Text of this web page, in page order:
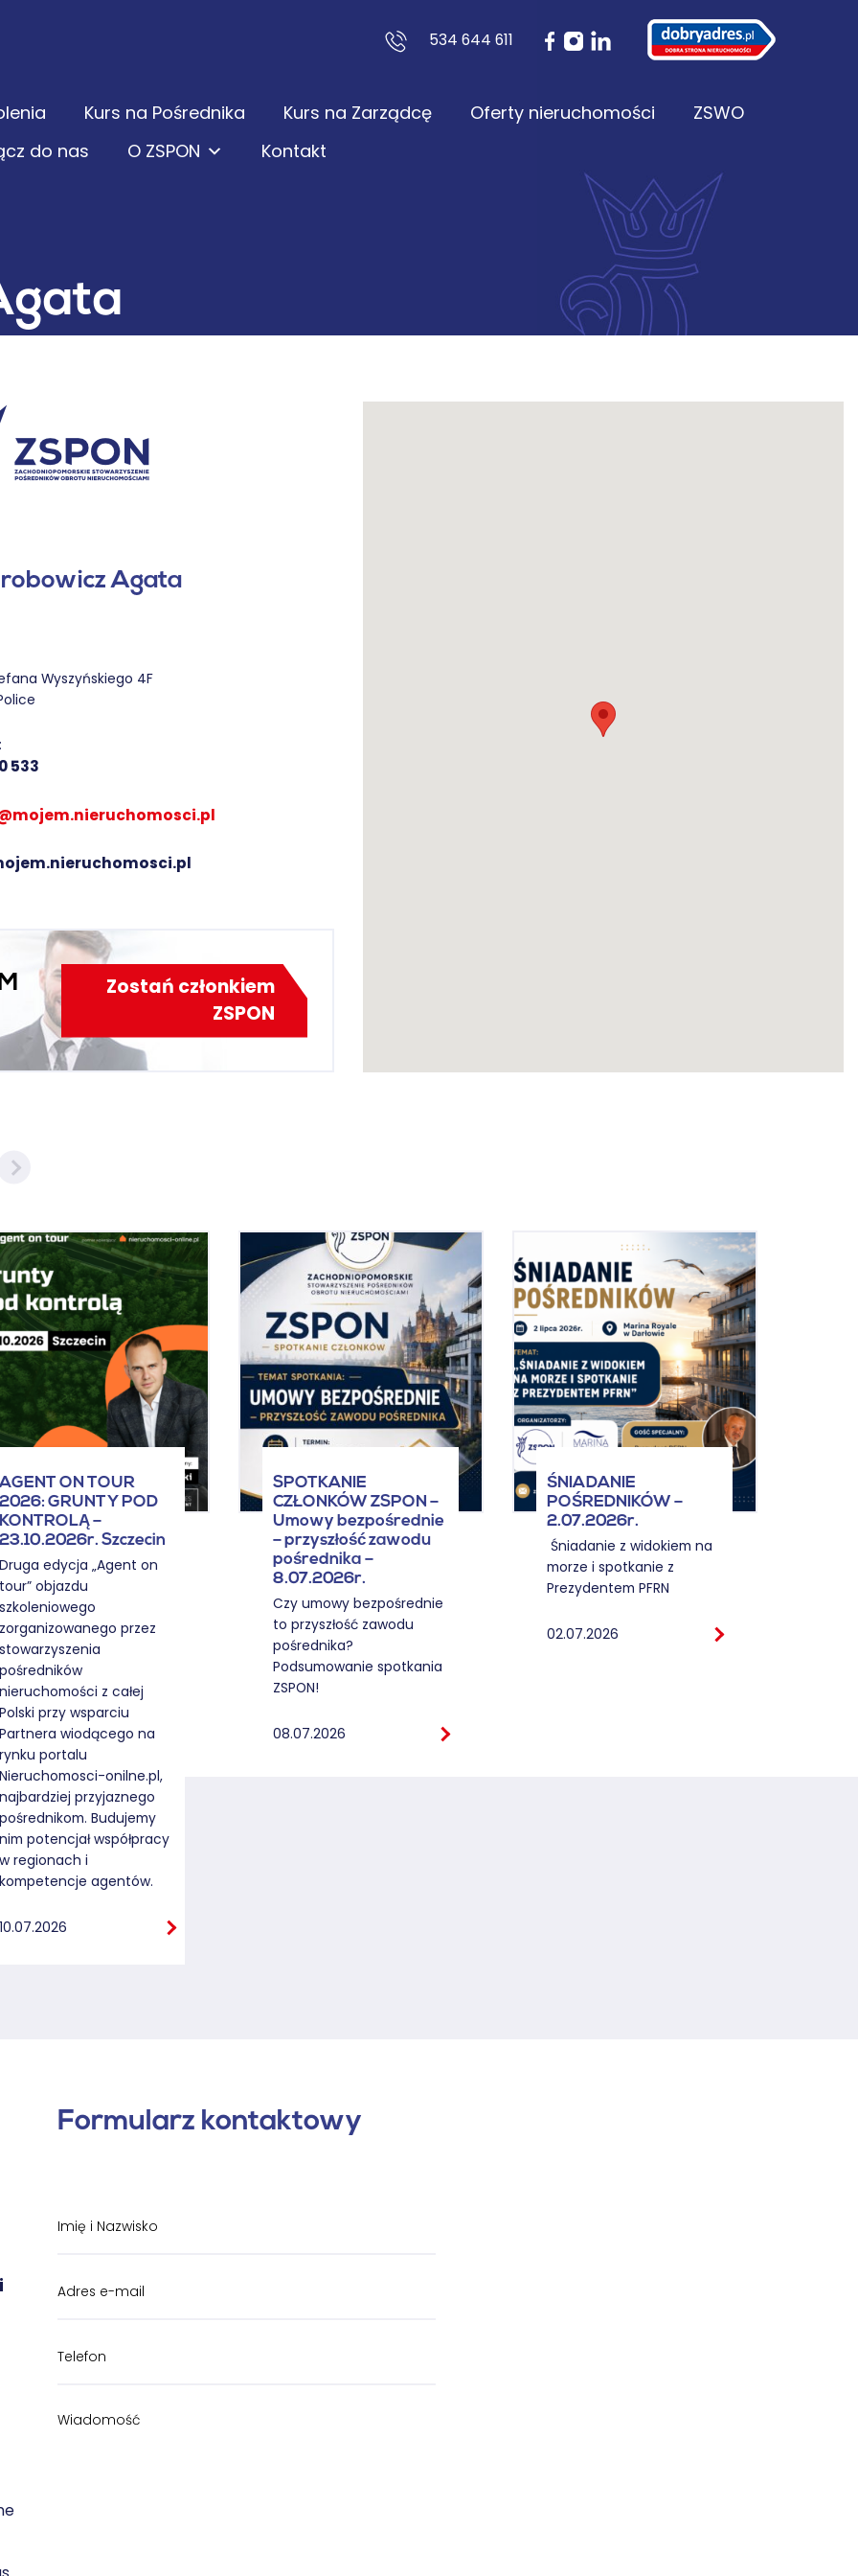
534 644 611
Kurs na Pośrednika Kurs na Zarządcę Oferty nieruchomości
ZSWO
do nas
O ZSPON Kontakt
Agata
Wyszyńskiego 4F
533
Zostań członkiem
ZSPON
AGENT ON TOUR
2026: GRUNTY POD
KONTROLĄ –
23.10.2026r. Szczecin
Druga edycja „Agent on
tour” objazdu
szkoleniowego
zorganizowanego przez
stowarzyszenia
pośredników
nieruchomości z całej
Polski przy wsparciu
Partnera wiodącego na
rynku portalu
Nieruchomosci-onilne.pl,
najbardziej przyjaznego
pośrednikom. Budujemy
nim potencjał współpracy
w regionach i
kompetencje agentów.
10.07.2026
SPOTKANIE
CZŁONKÓW ZSPON –
Umowy bezpośrednie
– przyszłość zawodu
pośrednika –
8.07.2026r.
Czy umowy bezpośrednie
to przyszłość zawodu
pośrednika?
Podsumowanie spotkania
ZSPON!
08.07.2026
ŚNIADANIE
POŚREDNIKÓW –
2.07.2026r.
Śniadanie z widokiem na
morze i spotkanie z
Prezydentem PFRN
02.07.2026
Formularz kontaktowy